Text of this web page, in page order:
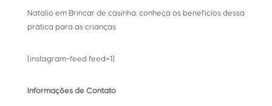
Natalio em Brincar de casinha: conheça os benefícios dessa
prática para as crianças
[instagram-feed feed=1]
Informações de Contato